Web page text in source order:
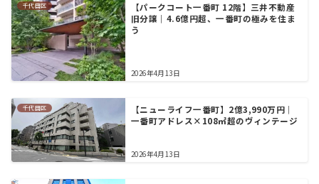
千代田区
【パークコート一番町 12階】三井不動産
旧分譲｜4.6億円超、一番町の極みを住ま
う
2026年4月13日
千代田区
【ニューライフ一番町】2億3,990万円｜
一番町アドレス×108㎡超のヴィンテージ
2026年4月13日